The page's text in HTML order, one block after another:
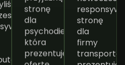
stronę
dla
psychodietetyka,
która
prezentuje
ofertę,
stronę
dla
firmy